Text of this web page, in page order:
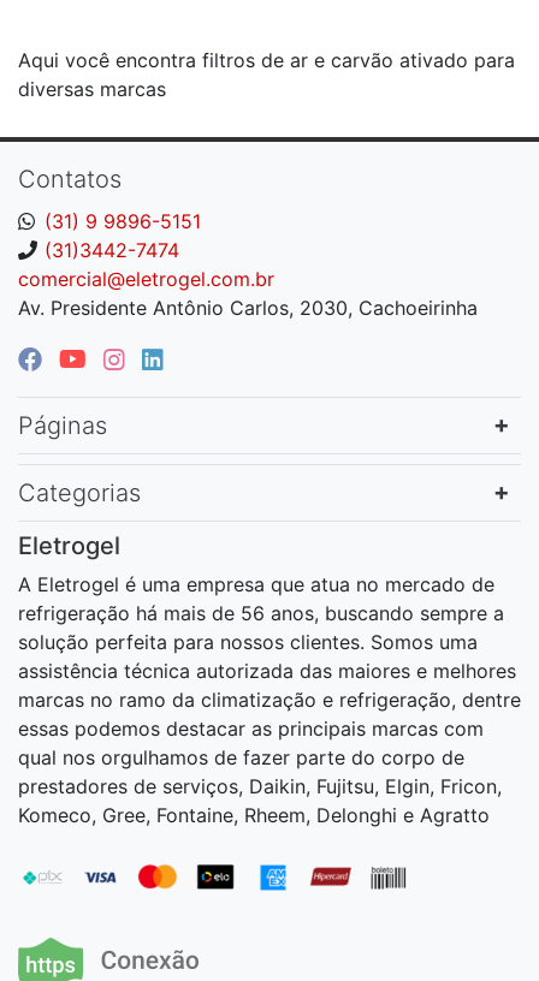
Aqui você encontra filtros de ar e carvão ativado para
diversas marcas
Contatos
(31) 9 9896-5151
(31)3442-7474
comercial@eletrogel.com.br
Av. Presidente Antônio Carlos, 2030, Cachoeirinha
Páginas
Categorias
Eletrogel
A Eletrogel é uma empresa que atua no mercado de
refrigeração há mais de 56 anos, buscando sempre a
solução perfeita para nossos clientes. Somos uma
assistência técnica autorizada das maiores e melhores
marcas no ramo da climatização e refrigeração, dentre
essas podemos destacar as principais marcas com
qual nos orgulhamos de fazer parte do corpo de
prestadores de serviços, Daikin, Fujitsu, Elgin, Fricon,
Komeco, Gree, Fontaine, Rheem, Delonghi e Agratto